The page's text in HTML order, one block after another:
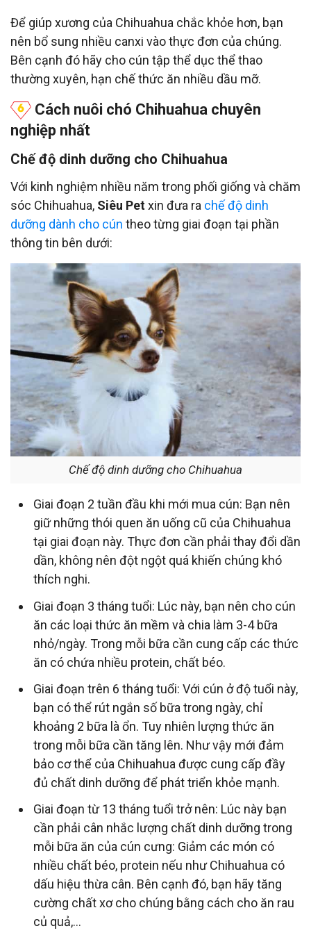
Để giúp xương của Chihuahua chắc khỏe hơn, bạn
nên bổ sung nhiều canxi vào thực đơn của chúng.
Bên cạnh đó hãy cho cún tập thể dục thể thao
thường xuyên, hạn chế thức ăn nhiều dầu mỡ.
Cách nuôi chó Chihuahua chuyên
nghiệp nhất
Chế độ dinh dưỡng cho Chihuahua
Với kinh nghiệm nhiều năm trong phối giống và chăm
sóc Chihuahua, Siêu Petxin đưa ra chế độ dinh
dưỡng dành cho cún theo từng giai đoạn tại phần
thông tin bên dưới:
Chế độ dinh dưỡng cho Chihuahua
Giai đoạn 2 tuần đầu khi mới mua cún: Bạn nên
giữ những thói quen ăn uống cũ của Chihuahua
tại giai đoạn này. Thực đơn cần phải thay đổi dần
dần, không nên đột ngột quá khiến chúng khó
thích nghi.
Giai đoạn 3 tháng tuổi: Lúc này, bạn nên cho cún
ăn các loại thức ăn mềm và chia làm 3-4 bữa
nhỏ/ngày. Trong mỗi bữa cần cung cấp các thức
ăn có chứa nhiều protein, chất béo.
Giai đoạn trên 6 tháng tuổi: Với cún ở độ tuổi này,
bạn có thể rút ngắn số bữa trong ngày, chỉ
khoảng 2 bữa là ổn. Tuy nhiên lượng thức ăn
trong mỗi bữa cần tăng lên. Như vậy mới đảm
bảo cơ thể của Chihuahua được cung cấp đầy
đủ chất dinh dưỡng để phát triển khỏe mạnh.
Giai đoạn từ 13 tháng tuổi trở nên: Lúc này bạn
cần phải cân nhắc lượng chất dinh dưỡng trong
mỗi bữa ăn của cún cưng: Giảm các món có
nhiều chất béo, protein nếu như Chihuahua có
dấu hiệu thừa cân. Bên cạnh đó, bạn hãy tăng
cường chất xơ cho chúng bằng cách cho ăn rau
củ quả,...